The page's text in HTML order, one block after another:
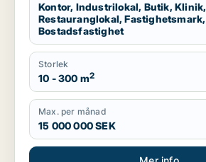
Kontor, Industrilokal, Butik, Klinik,
Restauranglokal, Fastighetsmark,
Bostadsfastighet
Storlek
10 - 300 m2
Max. per månad
15 000 000 SEK